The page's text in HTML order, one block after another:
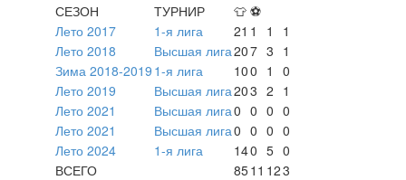
СЕЗОН
ТУРНИР 👕 ⚽
Лето 2017
1-я лига 21 1 1
1
Лето 2018
Высшая лига207 3 1
Зима 2018-2019 1-я лига 100 1
0
Лето 2019
Высшая лига203 2 1
Лето 2021
Высшая лига0 0 0 0
Лето 2021
Высшая лига0 0 0 0
Лето 2024
1-я лига 140 5 0
ВСЕГО
8511 123